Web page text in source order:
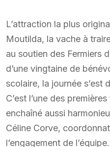
L’attraction la plus
Moutilda, la vache à
au soutien des Fermiers
d’une vingtaine de
scolaire, la journée s’est
C’est l’une des
enchaîné aussi
Céline Corve,
l’engagement de l’équipe.